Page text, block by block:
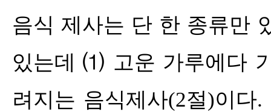
음식 제사는 단 한 종류만
있는데⑴ 고운 가루에다
려지는 음식제사(2절)이다.